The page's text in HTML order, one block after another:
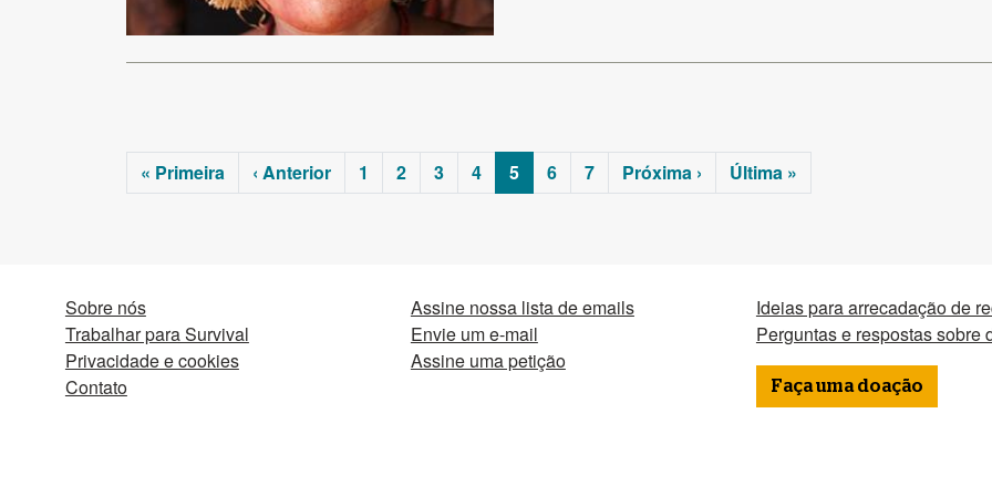
« Primeira ‹ Anterior 1 2 3 4 5 6 7 Próxima › Última »
Sobre nós
Trabalhar para Survival
Privacidade e cookies
Contato
Assine nossa lista de emails
Envie um e-mail
Assine uma petição
Ideias para arrecadação de
Perguntas e respostas sobre
Faça uma doação